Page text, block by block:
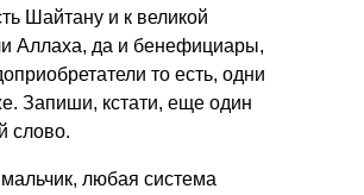
Шайтану и к великой
Аллаха, да и бенефициары,
то есть, одни
Запиши, кстати, еще один
слово.
любая система